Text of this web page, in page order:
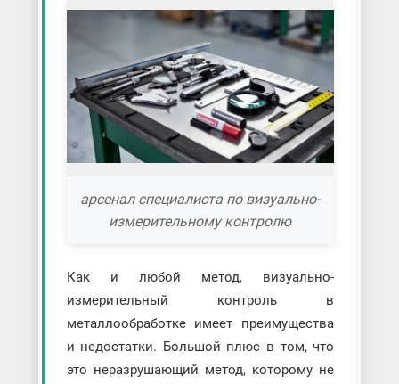
арсенал специалиста по визуально-
измерительному контролю
Как и любой метод, визуально-
измерительный контроль в
металлообработке имеет преимущества
и недостатки. Большой плюс в том, что
это неразрушающий метод, которому не